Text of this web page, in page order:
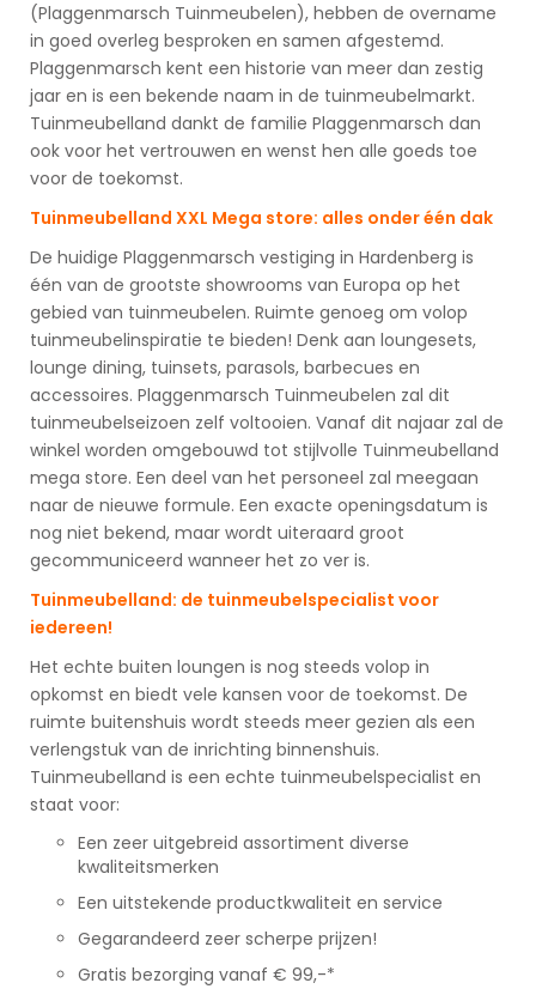
(Plaggenmarsch Tuinmeubelen), hebben de overname
in goed overleg besproken en samen afgestemd.
Plaggenmarsch kent een historie van meer dan zestig
jaar en is een bekende naam in de tuinmeubelmarkt.
Tuinmeubelland dankt de familie Plaggenmarsch dan
ook voor het vertrouwen en wenst hen alle goeds toe
voor de toekomst.
Tuinmeubelland XXL Mega store: alles onder één dak
De huidige Plaggenmarsch vestiging in Hardenberg is
één van de grootste showrooms van Europa op het
gebied van tuinmeubelen. Ruimte genoeg om volop
tuinmeubelinspiratie te bieden! Denk aan loungesets,
lounge dining, tuinsets, parasols, barbecues en
accessoires. Plaggenmarsch Tuinmeubelen zal dit
tuinmeubelseizoen zelf voltooien. Vanaf dit najaar zal de
winkel worden omgebouwd tot stijlvolle Tuinmeubelland
mega store. Een deel van het personeel zal meegaan
naar de nieuwe formule. Een exacte openingsdatum is
nog niet bekend, maar wordt uiteraard groot
gecommuniceerd wanneer het zo ver is.
Tuinmeubelland: de tuinmeubelspecialist voor
iedereen!
Het echte buiten loungen is nog steeds volop in
opkomst en biedt vele kansen voor de toekomst. De
ruimte buitenshuis wordt steeds meer gezien als een
verlengstuk van de inrichting binnenshuis.
Tuinmeubelland is een echte tuinmeubelspecialist en
staat voor:
Een zeer uitgebreid assortiment diverse
kwaliteitsmerken
Een uitstekende productkwaliteit en service
Gegarandeerd zeer scherpe prijzen!
Gratis bezorging vanaf € 99,-*